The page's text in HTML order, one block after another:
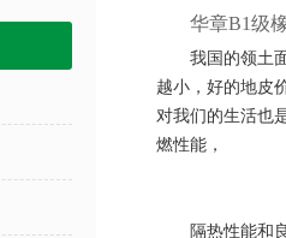
华章B1级
我国的领土
越小，好的地皮
对我们的生活也
燃性能，
隔热性能和